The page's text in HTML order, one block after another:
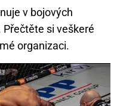
v bojových
Přečtěte si veškeré
organizaci.